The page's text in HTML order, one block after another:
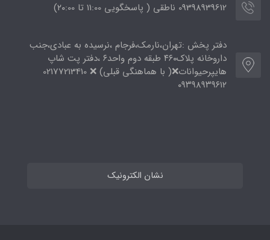
09398939612 ناطقی ( پاسخگویی 11:00 تا ۲۰:00)
دفتر پخش :تهران،نارمک،فرجام ،نرسیده به عبادی،جنب
داروخانه پلاک۴۶۰ طبقه دوم واحد۶ ،دفتر پت شاپ
هایپرحیوانات❌( با هماهنگی قبلی) ❌ 02177213410
۰۹۳۹۸۹۳۹۶۱۲
نشان الکترونیک